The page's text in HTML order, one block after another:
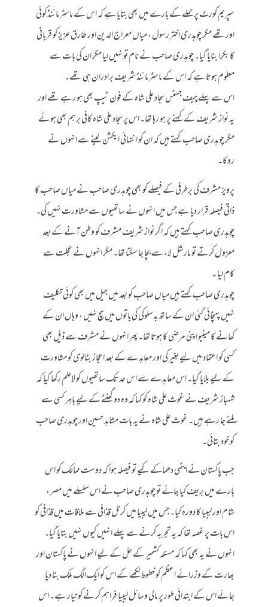
سپریم کورٹ پر حملے کے بارے میں بھی بتایا ہے کہ اس کے ماسٹر مائنڈ کوئی
اور تھے مگر چوہدری اختر رسول ، میاں معراج الدین اور طارق عزیز کو قربانی
کا بکرا بنایا گیا۔ چوہدری صاحب نے نام تو نہیں لیا مگر ان کی بات سے
معلوم ہوتا ہے کہ اس کے ماسٹر مائنڈ شریف برادران ہی تھے۔
اس سے پہلے چیف جسٹس سجاد علی شاہ کے فون ٹیپ بھی ہو رہے تھے اور
یہ نواز شریف کے کہنے پر ہو رہا تھا۔ اس پر سجاد علی شاہ کافی برہم بھی ہوئے
مگر چوہدری صاحب کہتے ہیں کہ ان کو انتہائی ایکشن لینے سے انہوں نے
روکا۔
پرویز مشرف کی برطرفی کے فیصلے کو بھی چوہدری صاحب نے میاں صاحب کا
ذاتی فیصلہ قرار دیا ہے جس میں انہوں نے ساتھیوں سے مشاورت نہیں کی۔
چوہدری صاحب کہتے ہیں کہ اگر نواز شریف مشرف کو وطن آنے کے بعد
معزول کرتے تو مارشل لاء سے بچا جا سکتا تھا۔ مگر انہوں نے عجلت سے
کام لیا ۔
چوہدری صاحب کہتے ہیں میاں صاحب کو بعد میں جیل میں بھی کوئی تکلیف
نہیں پہنچائی گئی ان کے ساتھ بدسلوکی کی باتوں میں سچ نہیں ، وہاں ان کے
کھانے کا مینیو اپنی مرضی کا ہوتا تھا۔ پھر انہوں نے مشرف سے ڈیل بھی
کسی کو اعتماد میں لیے بغیر کی اور معاہدے کے بعد اعجاز بٹالوی کو مشاورت
کے لیے بلایا گیا۔ اس معاہدے سے اس حد تک ساتھیوں کو لاعلم رکھا گیا کہ
شہباز شریف نے غوث علی شاہ کو کہا کہ وہ دو گھنٹے کے لیے باہر کسی سے
ملنے جا رہے ہیں۔ غوث علی شاہ نے یہ بات مشاہد حسین اور چوہدری صاحب
کو خود بتائی۔
جب پاکستان نے ایٹمی دھماکے کیے تو فیصلہ ہوا کہ دوست ممالک کو اس
بارے میں بریف کیا جائے تو چوہدری صاحب نے اس سلسلے میں مصر ،
شام اور لیبیا کا دورہ کیا۔ جس میں لیبیا میں کرنل قذافی سے ملاقات میں قذافی کو
اس بات پر غصہ تھا کہ یہ تجربہ کرنے سے پہلے انہیں کیوں نہیں بتایا گیا۔
انہوں نے یہ بھی کہا کہ مسئلہ کشمیر کے حل کے لیے انہوں نے پاکستان اور
بھارت کے وزرائے اعظم کو خطوط لکھے کے اس کو ایک الگ ملک بنا دیا
جائے اس کے ابتدائی طور پر مالی وسائل لیبیا فراہم کرنے کو تیار ہے۔ اس